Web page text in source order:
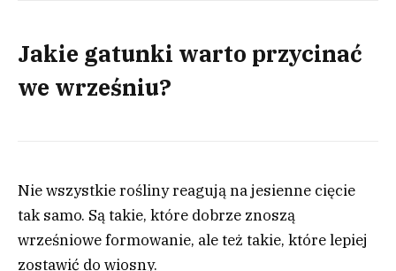
Jakie gatunki warto przycinać
we wrześniu?
Nie wszystkie rośliny reagują na jesienne cięcie
tak samo. Są takie, które dobrze znoszą
wrześniowe formowanie, ale też takie, które lepiej
zostawić do wiosny.